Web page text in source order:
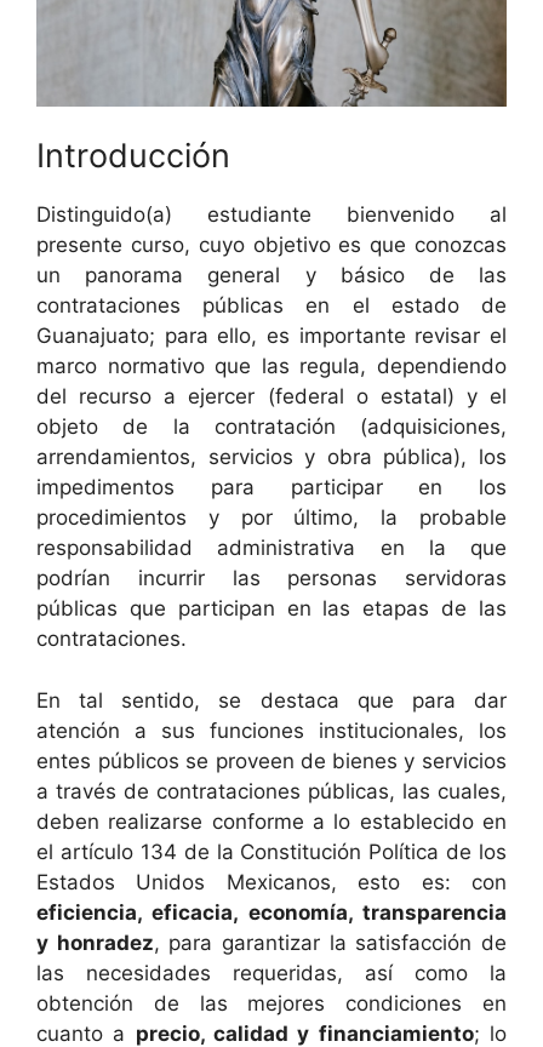
Introducción
Distinguido(a) estudiante bienvenido al
presente curso, cuyo objetivo es que conozcas
un panorama general y básico de las
contrataciones públicas en el estado de
Guanajuato; para ello, es importante revisar el
marco normativo que las regula, dependiendo
del recurso a ejercer (federal o estatal) y el
objeto de la contratación (adquisiciones,
arrendamientos, servicios y obra pública), los
impedimentos para participar en los
procedimientos y por último, la probable
responsabilidad administrativa en la que
podrían incurrir las personas servidoras
públicas que participan en las etapas de las
contrataciones.
En tal sentido, se destaca que para dar
atención a sus funciones institucionales, los
entes públicos se proveen de bienes y servicios
a través de contrataciones públicas, las cuales,
deben realizarse conforme a lo establecido en
el artículo 134 de la Constitución Política de los
Estados Unidos Mexicanos, esto es: con
eficiencia, eficacia, economía, transparencia
y honradez, para garantizar la satisfacción de
las necesidades requeridas, así como la
obtención de las mejores condiciones en
cuanto a precio, calidad y financiamiento; lo